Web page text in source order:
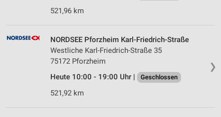
521,96 km
❯
NORDSEE Pforzheim Karl-Friedrich-Straße
Westliche Karl-Friedrich-Straße 35
75172 Pforzheim
Heute 10:00 - 19:00 Uhr |
Geschlossen
521,92 km